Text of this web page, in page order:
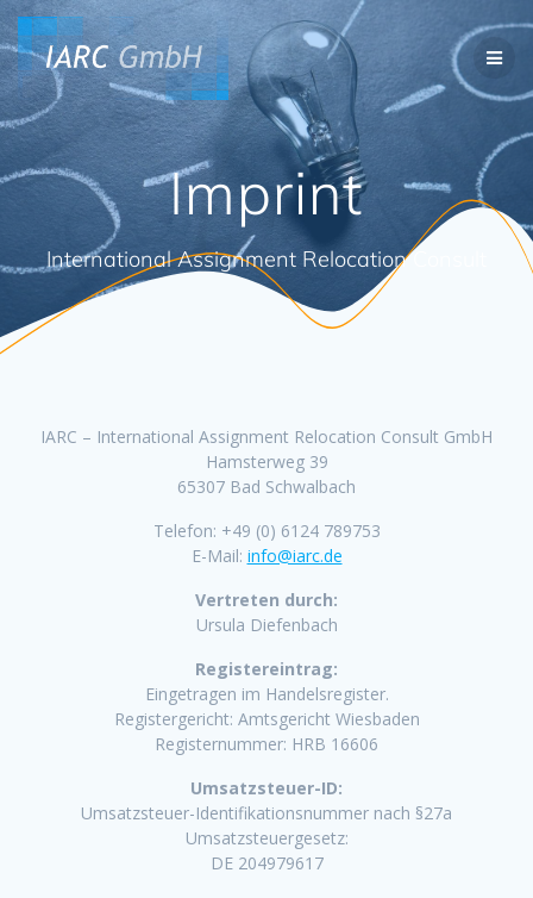
Skip
to
content
Imprint
International Assignment Relocation Consult
IARC – International Assignment Relocation Consult GmbH
Hamsterweg 39
65307 Bad Schwalbach
Telefon: +49 (0) 6124 789753
E-Mail: info@iarc.de
Vertreten durch:
Ursula Diefenbach
Registereintrag:
Eingetragen im Handelsregister.
Registergericht: Amtsgericht Wiesbaden
Registernummer: HRB 16606
Umsatzsteuer-ID:
Umsatzsteuer-Identifikationsnummer nach §27a
Umsatzsteuergesetz:
DE 204979617